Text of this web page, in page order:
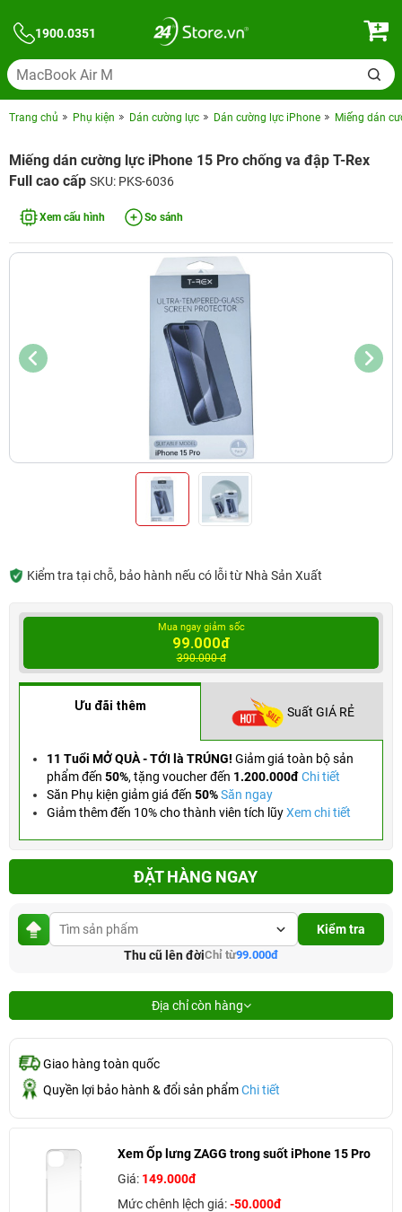
1900.0351
Trang chủ Phụ kiện Dán cường lực Dán cường lực iPhone Miếng dán
Miếng dán cường lực iPhone 15 Pro chống va đập T-Rex
Full cao cấp SKU: PKS-6036
Xem cấu hình So sánh
Kiểm tra tại chỗ, bảo hành nếu có lỗi từ Nhà Sản Xuất
Mua ngay giảm sốc
99.000đ
390.000 đ
Ưu đãi thêm Suất GIÁ RẺ
11 Tuổi MỞ QUÀ - TỚI là TRÚNG! Giảm giá toàn bộ sản
phẩm đến 50%, tặng voucher đến 1.200.000đChi tiết
Săn Phụ kiện giảm giá đến 50%Săn ngay
Giảm thêm đến 10% cho thành viên tích lũyXem chi tiết
ĐẶT HÀNG NGAY
Kiểm tra
Thu cũ lên đờiChỉ từ99.000đ
Địa chỉ còn hàng
Giao hàng toàn quốc
Quyền lợi bảo hành & đổi sản phẩmChi tiết
Xem Ốp lưng ZAGG trong suốt iPhone 15 Pro
Giá: 149.000đ
Mức chênh lệch giá:-50.000đ